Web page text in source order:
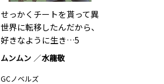
せっかくチートを貰って異
世界に転移したんだから、
好きなように生き…5
ムンムン 水龍敬
GCノベルズ